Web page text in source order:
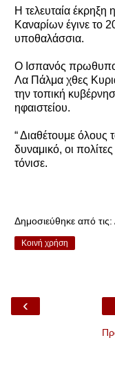
Η τελευταία έκρηξη
Καναρίων έγινε το
υποθαλάσσια.
Ο Ισπανός
Λα Πάλμα χθες
την τοπική
ηφαιστείου.
“ Διαθέτουμε όλους
δυναμικό, οι
τόνισε.
Δημοσιεύθηκε από τις:
Κοινή χρήση
‹